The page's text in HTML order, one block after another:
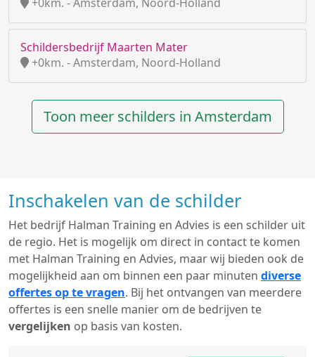
Schildersbedrijf Maarten Mater
+0km. - Amsterdam, Noord-Holland
Toon meer schilders in Amsterdam
Inschakelen van de schilder
Het bedrijf Halman Training en Advies is een schilder uit
de regio. Het is mogelijk om direct in contact te komen
met Halman Training en Advies, maar wij bieden ook de
mogelijkheid aan om binnen een paar minuten diverse
offertes op te vragen. Bij het ontvangen van meerdere
offertes is een snelle manier om de bedrijven te
vergelijken op basis van kosten.